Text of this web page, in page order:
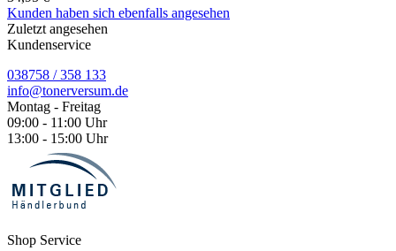
Kunden haben sich ebenfalls angesehen
Zuletzt angesehen
Kundenservice
038758 / 358 133
info@tonerversum.de
Montag - Freitag
09:00 - 11:00 Uhr
13:00 - 15:00 Uhr
Shop Service